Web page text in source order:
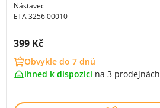
Nástavec
ETA 3256 00010
Cena s DPH:
399 Kč
Obvykle do 7 dnů
ihned k dispozici na 3 prodejnách